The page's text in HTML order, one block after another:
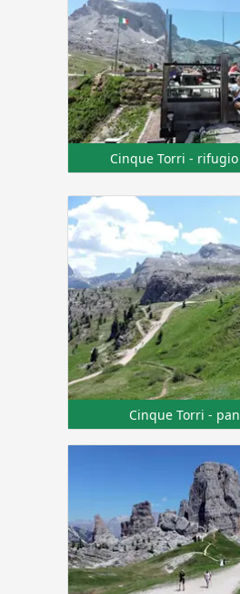
Cinque Torri -
Cinque Torri -